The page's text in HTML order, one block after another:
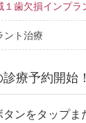
１歯欠損インプラ
ント治療
療予約開始！
ンをタップま